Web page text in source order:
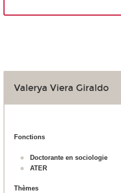
Valerya Viera Giraldo
Fonctions
Doctorante en sociologie
ATER
Thèmes